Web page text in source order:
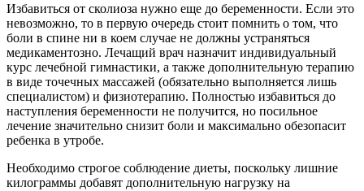
Избавиться от сколиоза нужно еще до беременности. Если это
невозможно, то в первую очередь стоит помнить о том, что
боли в спине ни в коем случае не должны устраняться
медикаментозно. Лечащий врач назначит индивидуальный
курс лечебной гимнастики, а также дополнительную терапию
в виде точечных массажей (обязательно выполняется лишь
специалистом) и физиотерапию. Полностью избавиться до
наступления беременности не получится, но посильное
лечение значительно снизит боли и максимально обезопасит
ребенка в утробе.
Необходимо строгое соблюдение диеты, поскольку лишние
килограммы добавят дополнительную нагрузку на